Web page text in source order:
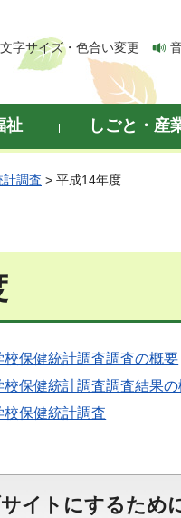
文字サイズ・色合い変更
祉 しごと・産
計調査 > 平成14年度
保健統計調査調査の概要
保健統計調査調査結果
保健統計調査
イトにするため